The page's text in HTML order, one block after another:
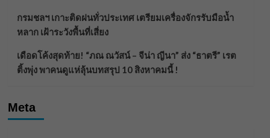
กรมชลฯ เกาะติดฝนทั่วประเทศ เตรียมเครื่องจักรรับมือน้ำ
หลาก เฝ้าระวังพื้นที่เสี่ยง
เดือดโค้งสุดท้าย! “ภณ ณวัสน์ – จีน่า ญีนา” ส่ง “ธาตรี” เรต
ติ้งพุ่ง พาคนดูแห่ลุ้นบทสรุป 10 สิงหาคมนี้ !
Meta